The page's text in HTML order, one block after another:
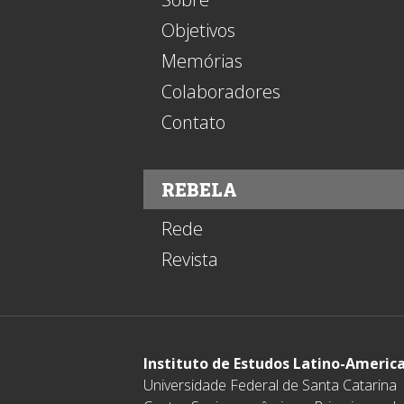
Objetivos
Memórias
Colaboradores
Contato
REBELA
Rede
Revista
Instituto de Estudos Latino-
Universidade Federal de Santa Catarina